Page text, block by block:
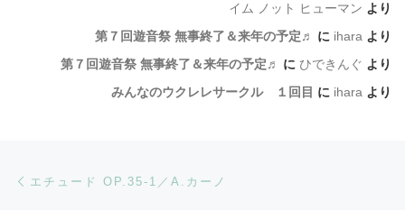
イム ノット ヒューマン より
第７回遊音祭 無事終了＆来年の予定♬
に ihara より
第７回遊音祭 無事終了＆来年の予定♬
に ひできんぐ より
みんなのウクレレサークル １回目 に ihara より
エチュード OP.35-1／A.カーノ